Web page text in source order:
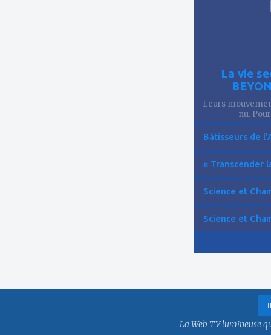
La vie
Leurs
nu.
Bâtisseurs de
« Transcender
Science et
Science et
La Web TV lumineuse